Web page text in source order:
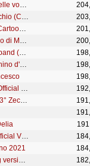
Piccolo Coro dell'Antoniano - La filastrocca delle vocali (Cartoon)
Piccolo Coro dell'Antoniano - Lettera a Pinocchio (Cartoon)
Piccolo Coro dell'Antoniano - Discopizza dj (Cartoon) - 63° Zecchino d'Oro
Piccolo Coro dell'Antoniano - Il magico viaggio di Marco Polo (Official video - 67° Zecchino d'Oro)
Piccolo Coro dell'Antoniano - Mettiamo su la band (Live) - 65° Zecchino d'Oro
Piccolo Coro Antoniano - I Cartoni dello Zecchino d'Oro - Volume 9
Piccolo Coro dell'Antoniano - Discopizza dj (Official Video) - 63° Zecchino d'Oro
Mozart è stato gestito male (Official Video) - 63° Zecchino d'Oro
Piccolo Coro dell'Antoniano - Mille scarpe (Official Video) - 63° Zecchino d'Oro
2021
COCCOLE! - 41° ZECCHINO D'ORO (Casting version)